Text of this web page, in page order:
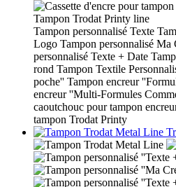
Tampon Trodat Printy line
Tampon personnalisé Texte
Logo Tampon personnalisé Ma
personnalisé Texte + Date
rond Tampon Textile
poche'' Tampon encreur
encreur ''Multi-Formules
caoutchouc pour tampon
tampon Trodat Printy